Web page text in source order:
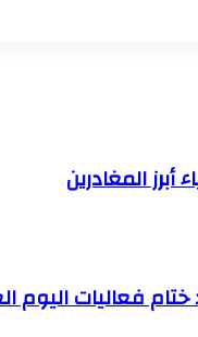
المغادرين
فعاليات اليوم